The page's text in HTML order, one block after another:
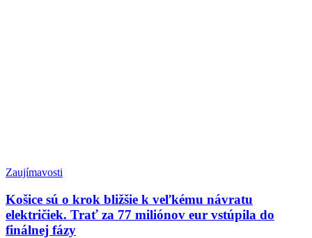
Zaujímavosti
Košice sú o krok bližšie k veľkému návratu
električiek. Trať za 77 miliónov eur vstúpila do
finálnej fázy